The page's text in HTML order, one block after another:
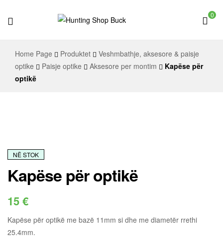
Shop
0
Home Page Produktet
Veshmbathje, aksesore & paisje
optike
Paisje optike Aksesore per montim
Kapëse për
optikë
NË STOK
Kapëse për optikë
15€
Kapëse për optikë me bazë 11mm si dhe me diametër rrethi
25.4mm.